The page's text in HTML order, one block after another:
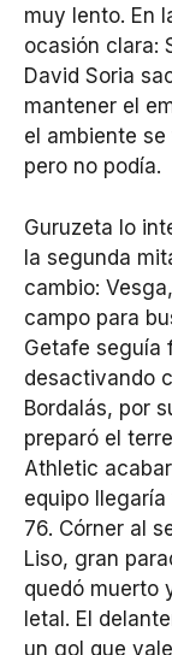
muy lento. En
ocasión clara:
David Soria
mantener el
el ambiente
pero no podía.
Guruzeta lo
la segunda
cambio:
campo para
Getafe seguía
desactivando
Bordalás, por
preparó el
Athletic
equipo
76. Córner al
Liso, gran
quedó muerto
letal. El
un gol que